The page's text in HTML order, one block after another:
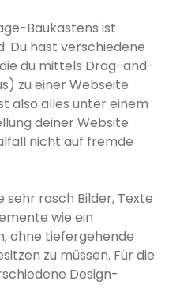
Baukastens ist
Du hast verschiedene
du mittels Drag-and-
zu einer Webseite
also alles unter einem
deiner Website
nicht auf fremde
sehr rasch Bilder, Texte
wie ein
ohne tiefergehende
zu müssen. Für die
Design-